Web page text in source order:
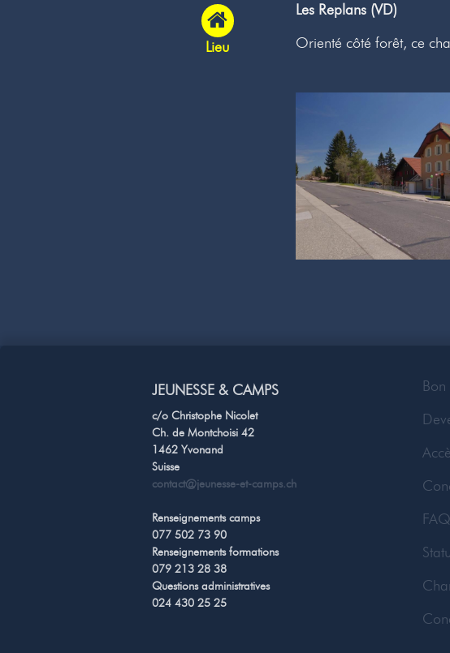
Lieu
Les Replans (VD)
Orienté côté forêt, ce
JEUNESSE & CAMPS
c/o Christophe Nicolet
Ch. de Montchoisi 42
1462 Yvonand
Suisse
contact@jeunesse-et-camps.ch
Renseignements camps
077 502 73 90
Renseignements formations
079 213 28 38
Questions administratives
024 430 25 25
FAQ